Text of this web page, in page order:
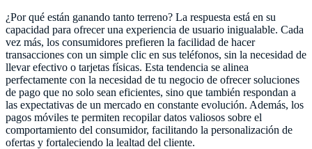
¿Por qué están ganando tanto terreno? La respuesta está en su
capacidad para ofrecer una experiencia de usuario inigualable. Cada
vez más, los consumidores prefieren la facilidad de hacer
transacciones con un simple clic en sus teléfonos, sin la necesidad de
llevar efectivo o tarjetas físicas. Esta tendencia se alinea
perfectamente con la necesidad de tu negocio de ofrecer soluciones
de pago que no solo sean eficientes, sino que también respondan a
las expectativas de un mercado en constante evolución. Además, los
pagos móviles te permiten recopilar datos valiosos sobre el
comportamiento del consumidor, facilitando la personalización de
ofertas y fortaleciendo la lealtad del cliente.